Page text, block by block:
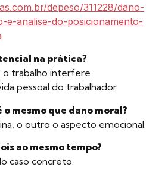
depeso/311228/dano-
e-analise-do-posicionamento-
na prática?
o trabalho interfere
pessoal do trabalhador.
mesmo que dano moral?
o outro o aspecto emocional.
ao mesmo tempo?
caso concreto.